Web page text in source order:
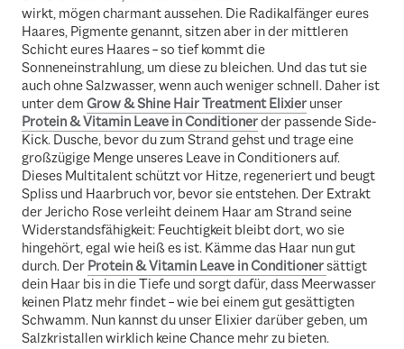
wirkt, mögen charmant aussehen. Die Radikalfänger eures
Haares, Pigmente genannt, sitzen aber in der mittleren
Schicht eures Haares – so tief kommt die
Sonneneinstrahlung, um diese zu bleichen. Und das tut sie
auch ohne Salzwasser, wenn auch weniger schnell. Daher ist
unter dem Grow & Shine Hair Treatment Elixier unser
Protein & Vitamin Leave in Conditionerder passende Side-
Kick. Dusche, bevor du zum Strand gehst und trage eine
großzügige Menge unseres Leave in Conditioners auf.
Dieses Multitalent schützt vor Hitze, regeneriert und beugt
Spliss und Haarbruch vor, bevor sie entstehen. Der Extrakt
der Jericho Rose verleiht deinem Haar am Strand seine
Widerstandsfähigkeit: Feuchtigkeit bleibt dort, wo sie
hingehört, egal wie heiß es ist. Kämme das Haar nun gut
durch. Der Protein & Vitamin Leave in Conditionersättigt
dein Haar bis in die Tiefe und sorgt dafür, dass Meerwasser
keinen Platz mehr findet – wie bei einem gut gesättigten
Schwamm. Nun kannst du unser Elixier darüber geben, um
Salzkristallen wirklich keine Chance mehr zu bieten.